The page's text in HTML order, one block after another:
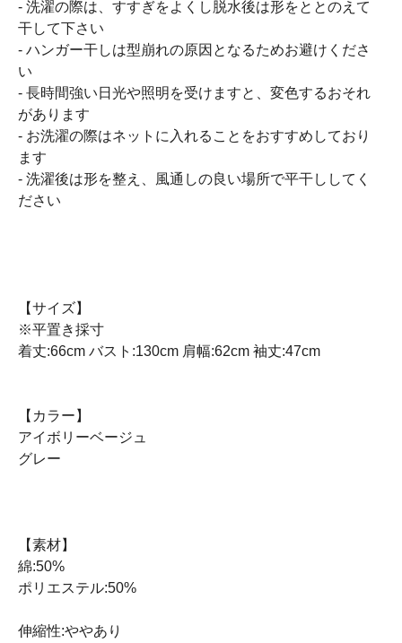
- 洗濯の際は、すすぎをよくし脱水後は形をととのえて
干して下さい
- ハンガー干しは型崩れの原因となるためお避けくださ
い
- 長時間強い日光や照明を受けますと、変色するおそれ
があります
- お洗濯の際はネットに入れることをおすすめしており
ます
- 洗濯後は形を整え、風通しの良い場所で平干ししてく
ださい
【サイズ】
※平置き採寸
着丈:66cm バスト:130cm 肩幅:62cm 袖丈:47cm
【カラー】
アイボリーベージュ
グレー
【素材】
綿:50%
ポリエステル:50%
伸縮性:ややあり